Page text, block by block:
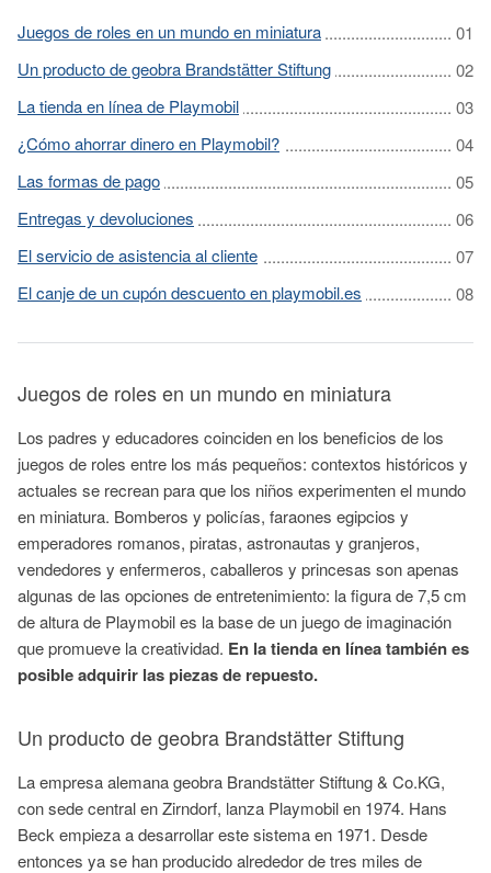
Juegos de roles en un mundo en miniatura
Un producto de geobra Brandstätter Stiftung
La tienda en línea de Playmobil
¿Cómo ahorrar dinero en Playmobil?
Las formas de pago
Entregas y devoluciones
El servicio de asistencia al cliente
El canje de un cupón descuento en playmobil.es
Juegos de roles en un mundo en miniatura
Los padres y educadores coinciden en los beneficios de los
juegos de roles entre los más pequeños: contextos históricos y
actuales se recrean para que los niños experimenten el mundo
en miniatura. Bomberos y policías, faraones egipcios y
emperadores romanos, piratas, astronautas y granjeros,
vendedores y enfermeros, caballeros y princesas son apenas
algunas de las opciones de entretenimiento: la figura de 7,5 cm
de altura de Playmobiles la base de un juego de imaginación
que promueve la creatividad. En la tienda en línea también es
posible adquirir las piezas de repuesto.
Un producto degeobra Brandstätter Stiftung
La empresa alemanageobra BrandstätterStiftung& Co.KG,
con sede central enZirndorf, lanza Playmobilen 1974. Hans
Beck empieza a desarrollar este sistema en 1971. Desde
entonces ya se han producido alrededor de tres miles de